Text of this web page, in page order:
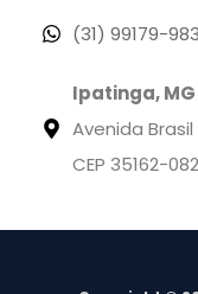
(31) 99179-
Ipatinga, MG
Avenida
CEP 35162-